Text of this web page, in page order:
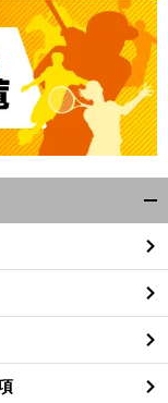
閉
る